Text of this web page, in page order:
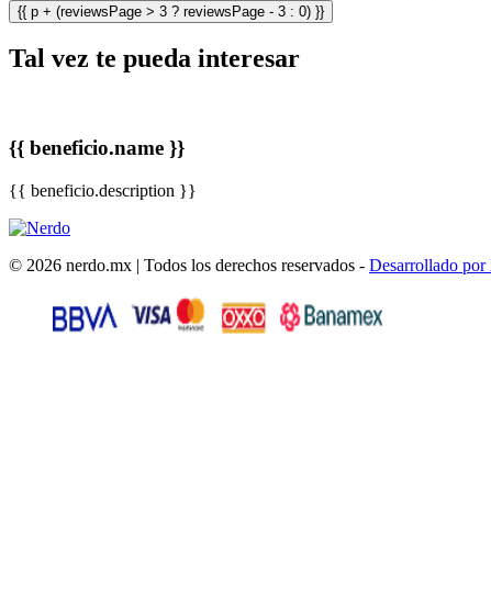
{{ p + (reviewsPage > 3 ? reviewsPage - 3 : 0) }}
Tal vez te pueda interesar
{{ beneficio.name }}
{{ beneficio.description }}
© 2026 nerdo.mx | Todos los derechos reservados - Desarrollado por